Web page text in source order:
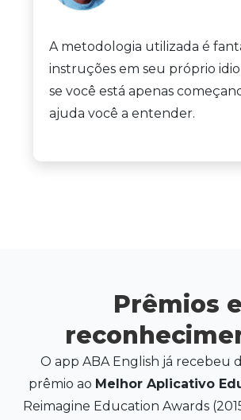
A metodologia utilizada é
instruções em seu próprio
se você está apenas
ajuda você a entender.
Prêmios e
O app ABA English já recebeu
prêmio ao Melhor Aplicativo
Reimagine Education Awards